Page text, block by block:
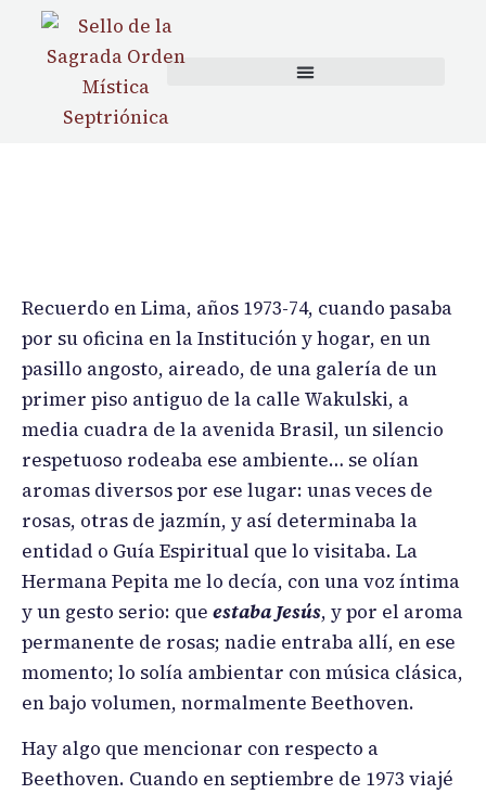
content
Recuerdo en Lima, años 1973-74, cuando pasaba
por su oficina en la Institución y hogar, en un
pasillo angosto, aireado, de una galería de un
primer piso antiguo de la calle Wakulski, a
media cuadra de la avenida Brasil, un silencio
respetuoso rodeaba ese ambiente… se olían
aromas diversos por ese lugar: unas veces de
rosas, otras de jazmín, y así determinaba la
entidad o Guía Espiritual que lo visitaba. La
Hermana Pepita me lo decía, con una voz íntima
y un gesto serio: que estaba Jesús, y por el aroma
permanente de rosas; nadie entraba allí, en ese
momento; lo solía ambientar con música clásica,
en bajo volumen, normalmente Beethoven.
Hay algo que mencionar con respecto a
Beethoven. Cuando en septiembre de 1973 viajé